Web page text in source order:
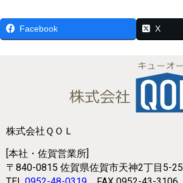
Facebook X
株式会社ＱＯＬ
[本社・佐賀営業所]
〒840-0815 佐賀県佐賀市天神2丁目5-25